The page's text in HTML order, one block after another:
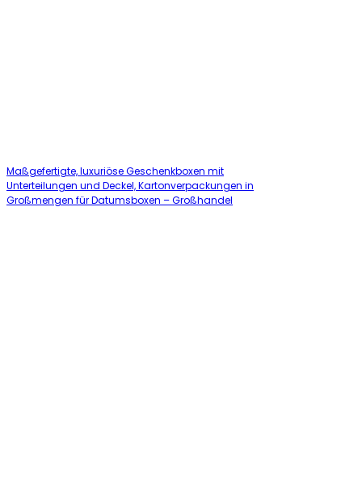
Maßgefertigte, luxuriöse Geschenkboxen mit
Unterteilungen und Deckel, Kartonverpackungen in
Großmengen für Datumsboxen – Großhandel